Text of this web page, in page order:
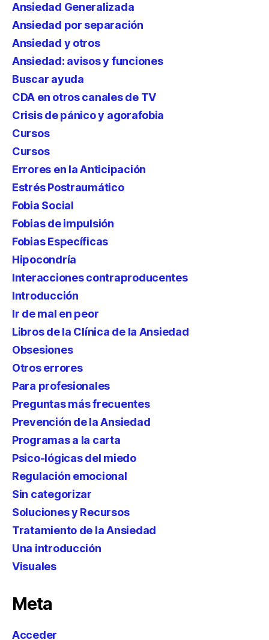
Ansiedad Generalizada
Ansiedad por separación
Ansiedad y otros
Ansiedad: avisos y funciones
Buscar ayuda
CDA en otros canales de TV
Crisis de pánico y agorafobia
Cursos
Cursos
Errores en la Anticipación
Estrés Postraumático
Fobia Social
Fobias de impulsión
Fobias Específicas
Hipocondría
Interacciones contraproducentes
Introducción
Ir de mal en peor
Libros de la Clínica de la Ansiedad
Obsesiones
Otros errores
Para profesionales
Preguntas más frecuentes
Prevención de la Ansiedad
Programas a la carta
Psico-lógicas del miedo
Regulación emocional
Sin categorizar
Soluciones y Recursos
Tratamiento de la Ansiedad
Una introducción
Visuales
Meta
Acceder